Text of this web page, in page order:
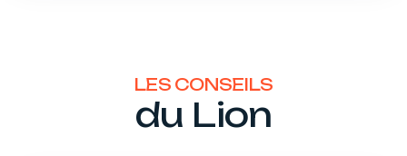
LES CONSEILS
du Lion